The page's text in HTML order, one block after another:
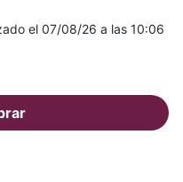
el 07/08/26 a las 10:06